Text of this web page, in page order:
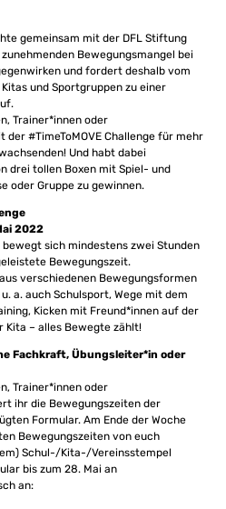
gemeinsam mit der DFL Stiftung
Bewegungsmangel bei
und fordert deshalb vom
und Sportgruppen zu einer
Trainer*innen oder
#TimeToMOVE Challenge für mehr
Und habt dabei
drei tollen Boxen mit Spiel- und
oder Gruppe zu gewinnen.
2022
sich mindestens zwei Stunden
Bewegungszeit.
verschiedenen Bewegungsformen
a. auch Schulsport, Wege mit dem
Kicken mit Freund*innen auf der
Kita – alles Bewegte zählt!
Fachkraft, Übungsleiter*in oder
Trainer*innen oder
ihr die Bewegungszeiten der
Formular. Am Ende der Woche
Bewegungszeiten von euch
Schul-/Kita-/Vereinsstempel
bis zum 28. Mai an
an: